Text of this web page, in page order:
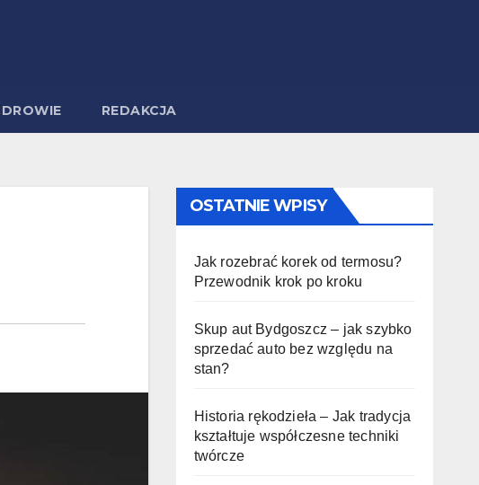
REDAKCJA
OSTATNIE WPISY
Jak rozebrać korek od termosu?
Przewodnik krok po kroku
Skup aut Bydgoszcz – jak szybko
sprzedać auto bez względu na
stan?
Historia rękodzieła – Jak tradycja
kształtuje współczesne techniki
twórcze